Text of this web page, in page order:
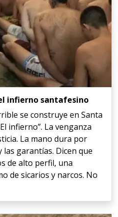
infierno santafesino
se construye en Santa
infierno”. La venganza
La mano dura por
las garantías. Dicen que
de alto perfil, una
de sicarios y narcos. No